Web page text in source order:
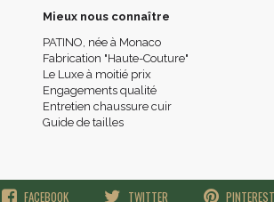
Mieux nous connaître
PATINO, née à Monaco
Fabrication "Haute-Couture"
Le Luxe à moitié prix
Engagements qualité
Entretien chaussure cuir
Guide de tailles
FACEBOOK TWITTER PINTEREST